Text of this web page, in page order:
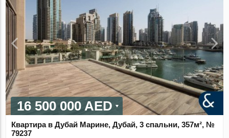
16 500 000 AED
Квартира в Дубай Марине, Дубай, 3 спальни, 357м², №
79237